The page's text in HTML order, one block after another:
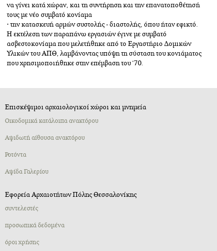
να γίνει κατά χώραν, και τη συντήρηση και την επανατοποθέτησή
τους με νέο συμβατό κονίαμα
• την κατασκευή αρμών συστολής - διαστολής, όπου ήταν εφικτό.
Η εκτέλεση των παραπάνω εργασιών έγινε με συμβατό
ασβεστοκονίαμα που μελετήθηκε από το Εργαστήριο Δομικών
Υλικών του ΑΠΘ, λαμβάνοντας υπόψη τη σύσταση του κονιάματος
που χρησιμοποιήθηκε στην επέμβαση του ‘70.
Επισκέψιμοι αρχαιολογικοί χώροι και μνημεία
Oικοδομικά κατάλοιπα ανακτόρου
Αψιδωτή αίθουσα ανακτόρου
Ροτόντα
Αψίδα Γαλερίου
Εφορεία Αρχαιοτήτων Πόλης Θεσσαλονίκης
συντελεστές
προσωπικά δεδομένα
όροι χρήσης